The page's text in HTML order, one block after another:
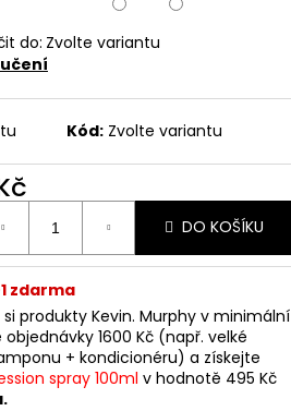
do: Zvolte variantu
Kód: Zvolte variantu
DO KOŠÍKU
zdarma
produkty Kevin. Murphy v minimální
1600 Kč (např. velké
+ kondicionéru) a získejte
spray 100ml v hodnotě 495 Kč